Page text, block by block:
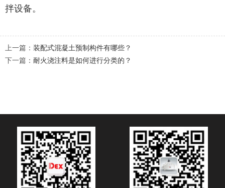
拌设备。
上一篇： 装配式混凝土预制构件有哪些？
下一篇： 耐火浇注料是如何进行分类的？